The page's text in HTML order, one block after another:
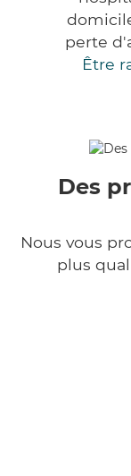
perte
Être
Des
Nous vous
plus